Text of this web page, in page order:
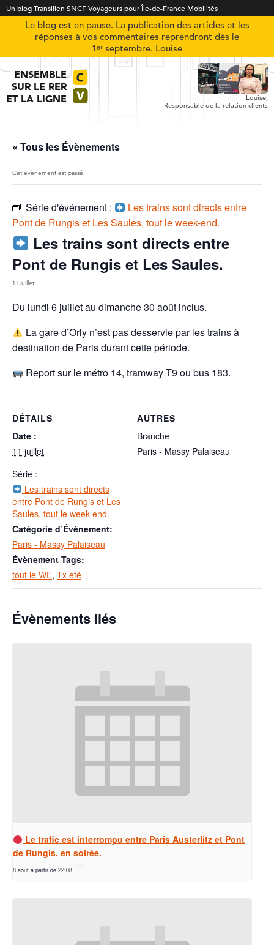
Un blog Transilien SNCF Voyageurs pour Île-de-France Mobilités
Le blog est en pause. La publication des articles et les
réponses à vos commentaires reprendront dès le
1ᵉʳ septembre. Louise
ENSEMBLE
SUR LE RER
ET LA LIGNE
Louise,
Responsable de la relation clients
« Tous les Évènements
Cet évènement est passé.
Série d'événement :
Les trains sont directs entre
Pont de Rungis et Les Saules, tout le week-end.
Les trains sont directs entre
Pont de Rungis et Les Saules.
11 juillet
Du lundi 6 juillet au dimanche 30 août inclus.
La gare d’Orly n’est pas desservie par les trains à
destination de Paris durant cette période.
Report sur le métro 14, tramway T9 ou bus 183.
DÉTAILS
Date :
11 juillet
Série :
Les trains sont directs
entre Pont de Rungis et Les
Saules, tout le week-end.
Catégorie d’Évènement:
Paris - Massy Palaiseau
Évènement Tags:
tout le WE, Tx été
AUTRES
Branche
Paris - Massy Palaiseau
Évènements liés
Le trafic est interrompu entre Paris Austerlitz et Pont
de Rungis, en soirée.
8 août à partir de 22:08